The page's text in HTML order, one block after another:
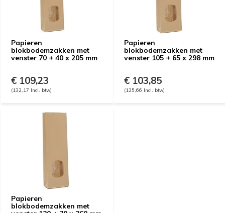
Papieren
blokbodemzakken met
venster 70 + 40 x 205 mm
€ 109,23
(132,17 Incl. btw)
Papieren
blokbodemzakken met
venster 105 + 65 x 298 mm
€ 103,85
(125,66 Incl. btw)
Papieren
blokbodemzakken met